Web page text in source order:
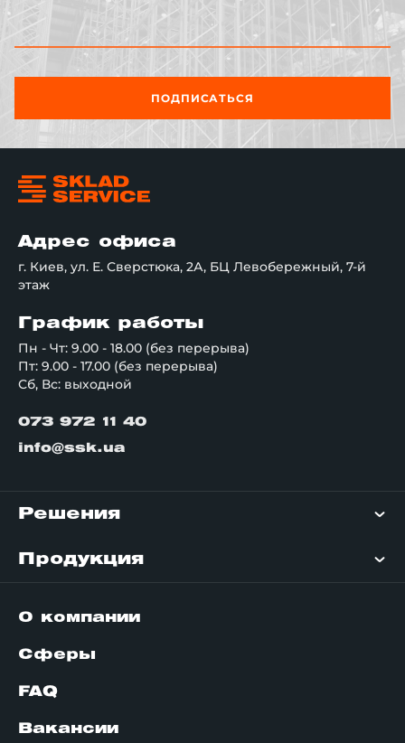
ПОДПИСАТЬСЯ
Адрес офиса
г. Киев, ул. Е. Сверстюка, 2А, БЦ Левобережный, 7-й
этаж
График работы
Пн - Чт: 9.00 - 18.00 (без перерыва)
Пт: 9.00 - 17.00 (без перерыва)
Сб, Вс: выходной
073 972 11 40
info@ssk.ua
Решения
Продукция
О компании
Сферы
FAQ
Вакансии